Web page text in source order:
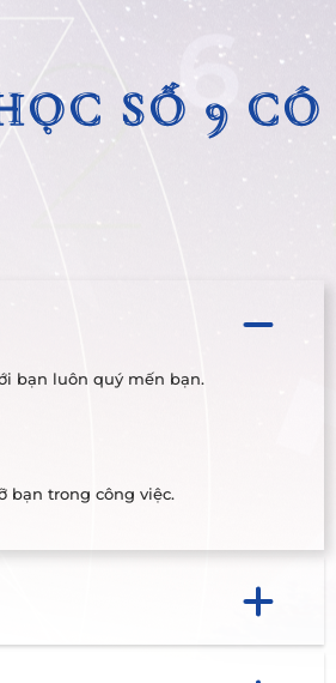
SỐ 9
SỐ 9
bạn luôn quý mến bạn.
bạn trong công việc.